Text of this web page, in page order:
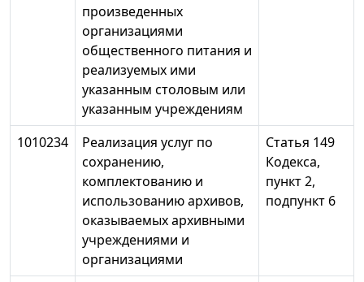
произведенных
организациями
общественного питания и
реализуемых ими
указанным столовым или
указанным учреждениям
1010234
Реализация услуг по
сохранению,
комплектованию и
использованию архивов,
оказываемых архивными
учреждениями и
организациями
Статья 149
Кодекса,
пункт 2,
подпункт 6